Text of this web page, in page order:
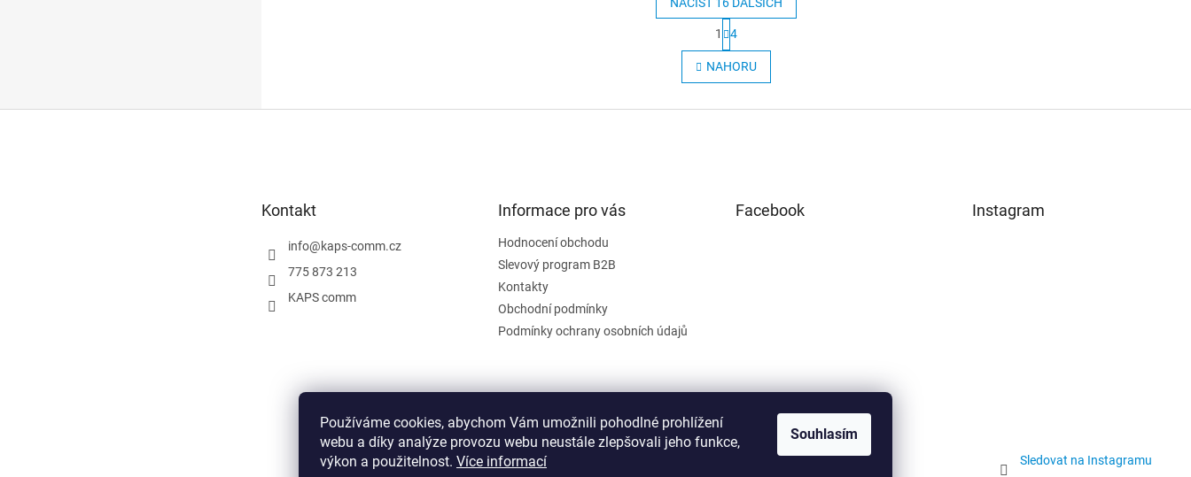
Používáme cookies, abychom Vám umožnili pohodlné prohlížení
webu a díky analýze provozu webu neustále zlepšovali jeho funkce,
výkon a použitelnost. Více informací
Souhlasím
O
v
l
d
S
t
r
á
n
o
1 4
NAHORU
Kontakt
info@kaps-comm.cz
775 873 213
KAPS comm
Informace pro vás
Hodnocení obchodu
Slevový program B2B
Kontakty
Obchodní podmínky
Podmínky ochrany osobních údajů
Facebook Instagram
Sledovat na Instagramu